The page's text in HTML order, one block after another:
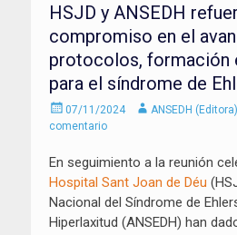
HSJD y ANSEDH
compromiso en el
protocolos, formación
para el síndrome de
Enviado
el
07/11/2024 AutorANSEDH (Editora)
comentario
En seguimiento a la reunión
Hospital Sant Joan de Déu
Nacional del Síndrome de
Hiperlaxitud (ANSEDH) han